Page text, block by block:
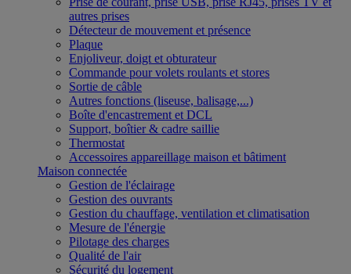
autres prises
Détecteur de mouvement et présence
Plaque
Enjoliveur, doigt et obturateur
Commande pour volets roulants et stores
Sortie de câble
Autres fonctions (liseuse, balisage,...)
Boîte d'encastrement et DCL
Support, boîtier & cadre saillie
Thermostat
Accessoires appareillage maison et bâtiment
Maison connectée
Gestion de l'éclairage
Gestion des ouvrants
Gestion du chauffage, ventilation et climatisation
Mesure de l'énergie
Pilotage des charges
Qualité de l'air
Sécurité du logement